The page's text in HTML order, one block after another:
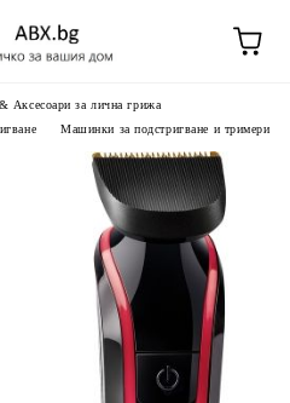
Аксесоари за лична грижа
Машинки за подстригване и тримери